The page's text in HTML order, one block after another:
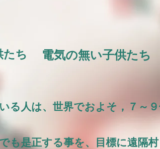
電気の無い子供たち
ち
る人は、世界でおよそ，７～
も是正する事を、目標に遠隔